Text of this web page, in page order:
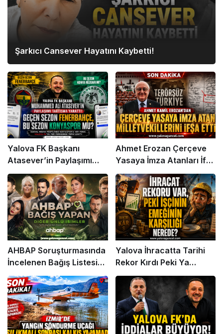
Şarkıcı Cansever Hayatını Kaybetti!
Yalova FK Başkanı
Atasever’in Paylaşımı
Gündem Oldu
Ahmet Erozan Çerçeve
Yasaya İmza Atanları İfşa
Etti
AHBAP Soruşturmasında
İncelenen Bağış Listesi
Gündemde
Yalova İhracatta Tarihi
Rekor Kırdı Peki Ya
İşçinin Cüzdanı?